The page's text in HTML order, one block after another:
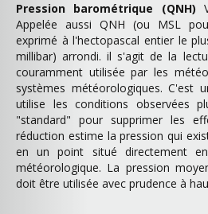
Pression barométrique (QNH)
Appelée aussi QNH (ou MSL
exprimé à l'hectopascal entier le
millibar) arrondi. il s'agit de la
couramment utilisée par les
systèmes météorologiques. C'est
utilise les conditions observées
"standard" pour supprimer les
réduction estime la pression qui
en un point situé directement
météorologique. La pression
doit être utilisée avec prudence à